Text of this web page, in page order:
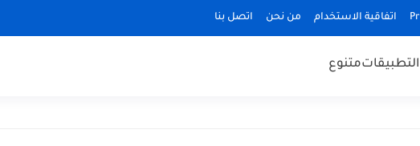
اتفاقية الاستخدام من نحن اتصل بنا
التطبيقاتمتنوع